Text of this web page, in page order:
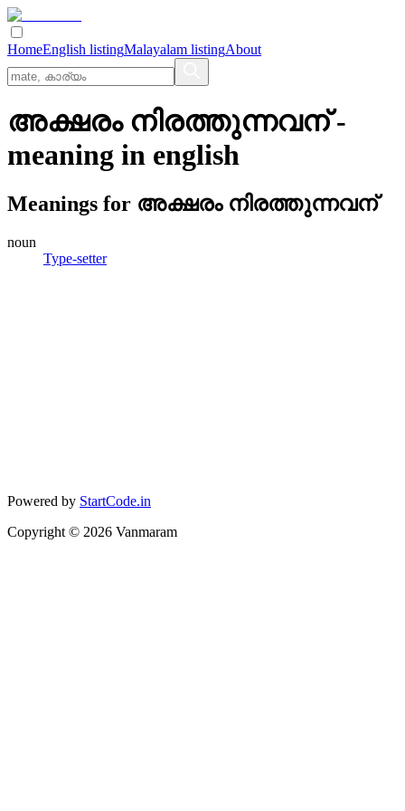
HomeEnglish listingMalayalam listingAbout
അക്ഷരം നിരത്തുന്നവന്-
meaning in english
Meanings for അക്ഷരം നിരത്തുന്നവന്
noun
Type-setter
Powered by StartCode.in
Copyright © 2026 Vanmaram